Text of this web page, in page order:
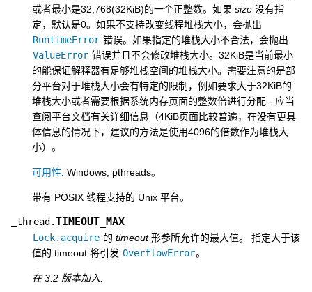
或者最小是32,768(32KiB)的一个正整数。如果 size 没有指
定，默认是0。如果不支持改变线程堆栈大小，会抛出
RuntimeError 错误。如果指定的堆栈大小不合法，会抛出
ValueError 错误并且不会修改堆栈大小。32KiB是当前最小
的能保证解释器有足够堆栈空间的堆栈大小。需要注意的是部
分平台对于堆栈大小会有特定的限制，例如要求大于32KiB的
堆栈大小或者需要根据系统内存页面的整数倍进行分配 - 应当
查阅平台文档有关详细信息（4KiB页面比较普遍，在没有更具
体信息的情况下，建议的方法是使用4096的倍数作为堆栈大
小）。
可用性: Windows, pthreads。
带有 POSIX 线程支持的 Unix 平台。
_thread.TIMEOUT_MAX
Lock.acquire 的 timeout形参所允许的最大值。 指定大于该
值的 timeout 将引发 OverflowError。
在 3.2 版本加入.